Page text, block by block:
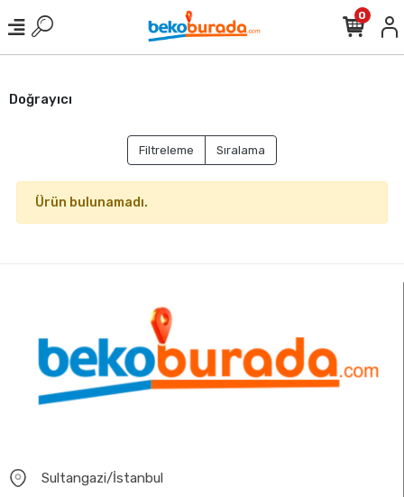
0
Doğrayıcı
Filtreleme Sıralama
Ürün bulunamadı.
Sultangazi/İstanbul